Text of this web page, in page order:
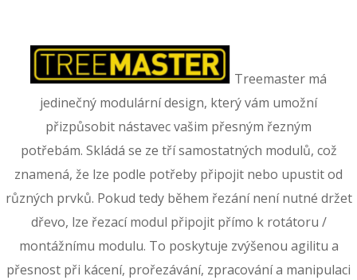
Treemaster má
jedinečný modulární design, který vám umožní
přizpůsobit nástavec vašim přesným řezným
potřebám. Skládá se ze tří samostatných modulů, což
znamená, že lze podle potřeby připojit nebo upustit od
různých prvků. Pokud tedy během řezání není nutné držet
dřevo, lze řezací modul připojit přímo k rotátoru /
montážnímu modulu. To poskytuje zvýšenou agilitu a
přesnost při kácení, prořezávání, zpracování a manipulaci